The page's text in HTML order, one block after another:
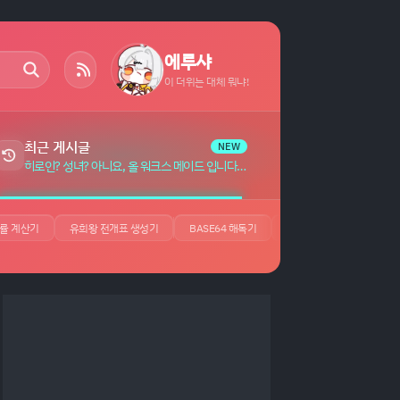
에루샤
이 더위는 대체 뭐냐!
최근 게시글 NEW
히로인? 성녀? 아니요, 올 워크스 메이드 입니다! (자랑) 자막 (7)
계산기 유희왕 전개표 생성기 BASE64 해독기